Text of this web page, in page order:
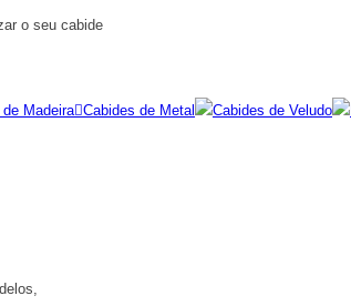
o seu cabide
Madeira Cabides de Metal Cabides de Veludo